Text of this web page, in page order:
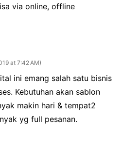
via online, offline
at 7:42 AM
ini emang salah satu bisnis
Kebutuhan akan sablon
makin hari & tempat2
yg full pesanan.